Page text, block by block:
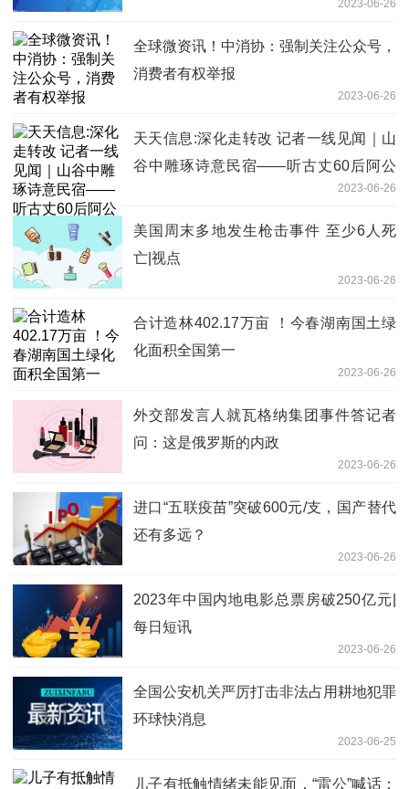
2023-06-26
全球微资讯！中消协：强制关注公众号，
消费者有权举报
2023-06-26
天天信息:深化走转改 记者一线见闻｜山
谷中雕琢诗意民宿——听古丈60后阿公
2023-06-26
美国周末多地发生枪击事件 至少6人死
亡|视点
2023-06-26
合计造林402.17万亩 ！今春湖南国土绿
化面积全国第一
2023-06-26
外交部发言人就瓦格纳集团事件答记者
问：这是俄罗斯的内政
2023-06-26
进口“五联疫苗”突破600元/支，国产替代
还有多远？
2023-06-26
2023年中国内地电影总票房破250亿元|
每日短讯
2023-06-26
全国公安机关严厉打击非法占用耕地犯罪
环球快消息
2023-06-25
儿子有抵触情绪未能见面，“雷公”喊话：